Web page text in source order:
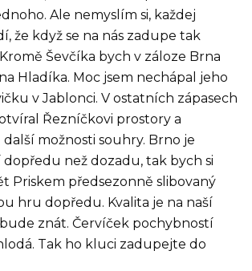
Ale nemyslím si, každej
že když se na nás zadupe tak
Ševčíka bych v záloze Brna
Hladíka. Moc jsem nechápal jeho
v Jablonci. V ostatních zápasech
Řezníčkovi prostory a
další možnosti souhry. Brno je
než dozadu, tak bych si
Priskem předsezonně slibovaný
hru dopředu. Kvalita je na naší
znát. Červíček pochybností
Tak ho kluci zadupejte do